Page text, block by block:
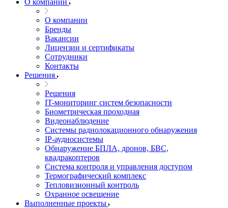
О компании
О компании
Бренды
Вакансии
Лицензии и сертификаты
Сотрудники
Контакты
Решения
Решения
IT-мониторинг систем безопасности
Биометрическая проходная
Видеонаблюдение
Системы радиолокационного обнаружения
IP-аудиосистемы
Обнаружение БПЛА, дронов, БВС,
квадракоптеров
Система контроля и управления доступом
Термографический комплекс
Тепловизионный контроль
Охранное освещение
Выполненные проекты